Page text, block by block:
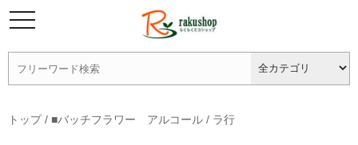
トップ/ ■バッチフラワー アルコール / ラ行